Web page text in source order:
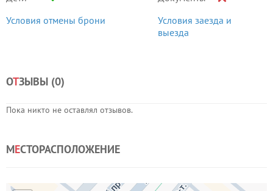
Условия отмены брони
Условия заезда и
выезда
ОТЗЫВЫ (0)
Пока никто не оставлял отзывов.
МЕСТОРАСПОЛОЖЕНИЕ